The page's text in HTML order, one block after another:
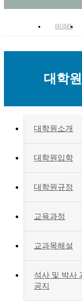
HOME
대학원
대학원소개
대학원입학
대학원규정
교육과정
교과목해설
석사 및 박사
공지